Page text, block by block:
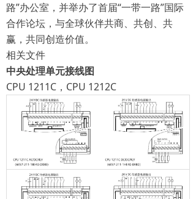
路”办公室，并举办了首届“一带一路”国际
合作论坛，与全球伙伴共商、共创、共
赢，共同创造价值。
相关文件
中央处理单元接线图
CPU 1211C，CPU 1212C